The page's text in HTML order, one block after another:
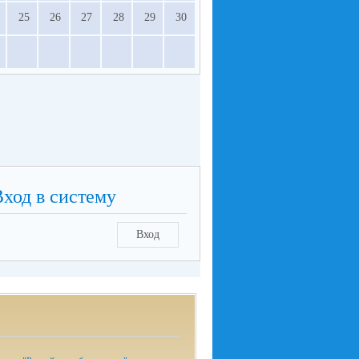
25 26 27 28 29 30
в систему
Вход